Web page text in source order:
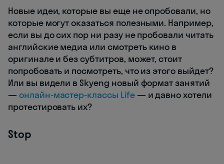
Новые идеи, которые вы еще не опробовали, но
которые могут оказаться полезными. Например,
если вы до сих пор ни разу не пробовали читать
английские медиа или смотреть кино в
оригинале и без субтитров, может, стоит
попробовать и посмотреть, что из этого выйдет?
Или вы видели в Skyeng новый формат занятий
― онлайн-мастер-классы Life— и давно хотели
протестировать их?
Stop